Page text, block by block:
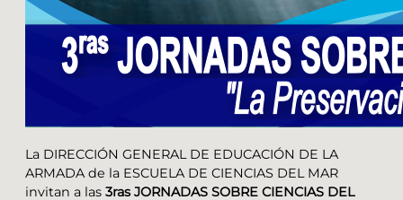
La DIRECCIÓN GENERAL DE EDUCACIÓN DE LA
ARMADA de la ESCUELA DE CIENCIAS DEL MAR
invitan a las 3ras JORNADAS SOBRE CIENCIAS DEL